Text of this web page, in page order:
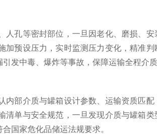
等密封部位，一旦因老化、磨损、安
预设压力，实时监测压力变化，精准
发中毒、爆炸等事故，保障运输全程介质
介质与罐箱设计参数、运输资质匹
单与安全规范，一旦发现介质与罐箱
国家危化品储运法规要求。